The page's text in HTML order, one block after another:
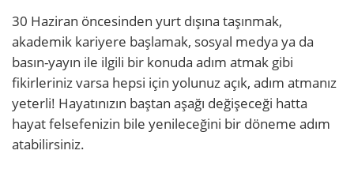
30 Haziran öncesinden yurt dışına taşınmak,
akademik kariyere başlamak, sosyal medya ya da
basın-yayın ile ilgili bir konuda adım atmak gibi
fikirleriniz varsa hepsi için yolunuz açık, adım atmanız
yeterli! Hayatınızın baştan aşağı değişeceği hatta
hayat felsefenizin bile yenileceğini bir döneme adım
atabilirsiniz.